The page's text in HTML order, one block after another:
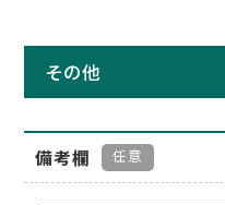
その他
備考欄 任意